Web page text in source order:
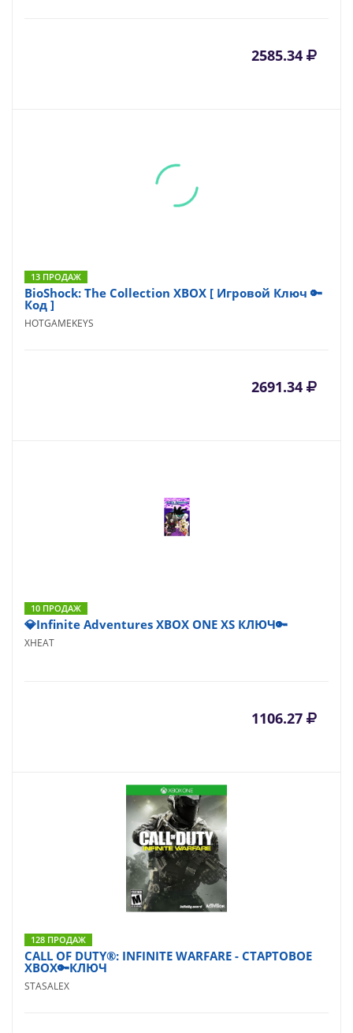
2585.34
13 ПРОДАЖ
BioShock: The Collection XBOX [ Игровой Ключ 🔑
Код ]
HOTGAMEKEYS
2691.34
10 ПРОДАЖ
💎Infinite Adventures XBOX ONE XS КЛЮЧ🔑
XHEAT
1106.27
128 ПРОДАЖ
CALL OF DUTY®: INFINITE WARFARE - СТАРТОВОЕ
XBOX🔑КЛЮЧ
STASALEX